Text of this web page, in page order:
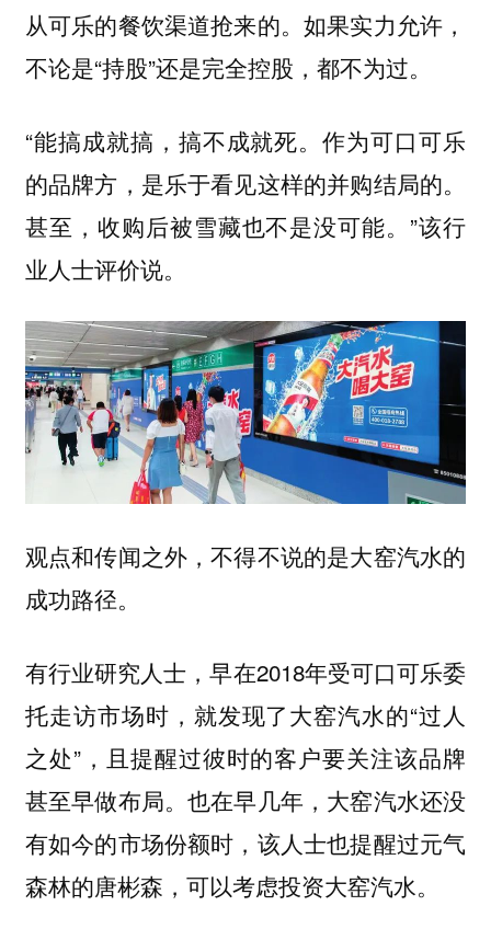
从可乐的餐饮渠道抢来的。如果实力允许，
不论是“持股”还是完全控股，都不为过。
“能搞成就搞，搞不成就死。作为可口可乐
的品牌方，是乐于看见这样的并购结局的。
甚至，收购后被雪藏也不是没可能。”该行
业人士评价说。
观点和传闻之外，不得不说的是大窑汽水的
成功路径。
有行业研究人士，早在2018年受可口可乐委
托走访市场时，就发现了大窑汽水的“过人
之处”，且提醒过彼时的客户要关注该品牌
甚至早做布局。也在早几年，大窑汽水还没
有如今的市场份额时，该人士也提醒过元气
森林的唐彬森，可以考虑投资大窑汽水。